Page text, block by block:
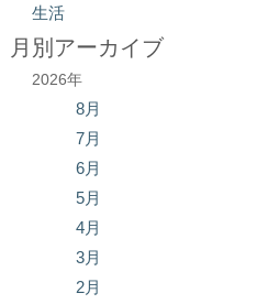
生活
月別アーカイブ
2026年
8月
7月
6月
5月
4月
3月
2月